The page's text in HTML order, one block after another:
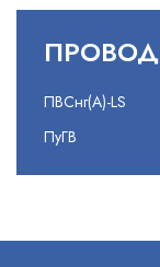
ПРОВОД
ПВСнг(А)-LS
ПуГВ